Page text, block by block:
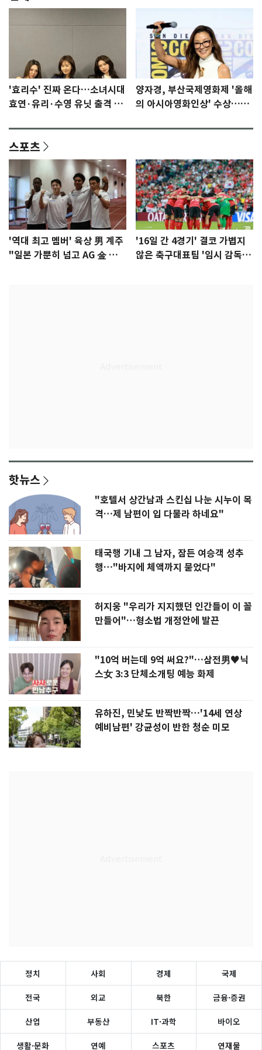
'효리수' 진짜 온다…소녀시대
효연·유리·수영 유닛 출격 [N
양자경, 부산국제영화제 '올해
의 아시아영화인상' 수상…15
스포츠
'역대 최고 멤버' 육상 男 계주
"일본 가뿐히 넘고 AG 金 따겠
'16일 간 4경기' 결코 가볍지
않은 축구대표팀 '임시 감독'
핫뉴스
"호텔서 상간남과 스킨십 나눈 시누이 목
격…제 남편이 입 다물라 하네요"
태국행 기내 그 남자, 잠든 여승객 성추
행…"바지에 체액까지 묻었다"
허지웅 "우리가 지지했던 인간들이 이 꼴
만들어"…형소법 개정안에 발끈
"10억 버는데 9억 써요?"…삼전男♥닉
스女 3:3 단체소개팅 예능 화제
유하진, 민낯도 반짝반짝…'14세 연상
예비남편' 강균성이 반한 청순 미모
정치 사회 경제 국제
전국 외교 북한 금융·증권
산업 부동산 IT·과학 바이오
생활·문화 연예 스포츠 연재물